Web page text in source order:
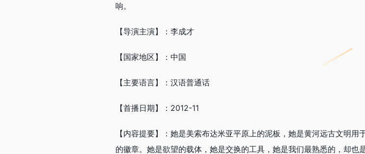
响。
【导演主演】：李成才
【国家地区】：中国
【主要语言】：汉语普通话
【首播日期】：2012-11
【内容提要】：她是美索布达米亚平原上的泥板，她是黄河远古文明
的徽章。她是欲望的载体，她是交换的工具，她是我们最熟悉的，却也